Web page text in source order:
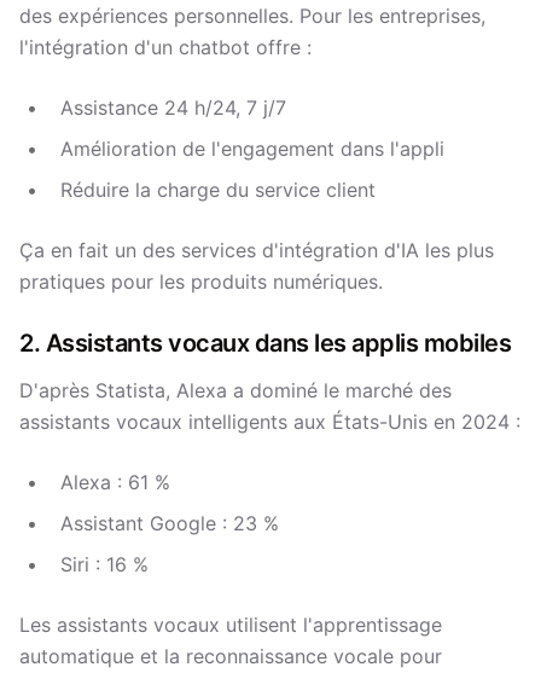
des expériences personnelles. Pour les entreprises,
l'intégration d'un chatbot offre :
Assistance 24 h/24, 7 j/7
Amélioration de l'engagement dans l'appli
Réduire la charge du service client
Ça en fait un des services d'intégration d'IA les plus
pratiques pour les produits numériques.
2. Assistants vocaux dans les applis mobiles
D'après Statista, Alexa a dominé le marché des
assistants vocaux intelligents aux États-Unis en 2024 :
Alexa : 61 %
Assistant Google : 23 %
Siri : 16 %
Les assistants vocaux utilisent l'apprentissage
automatique et la reconnaissance vocale pour